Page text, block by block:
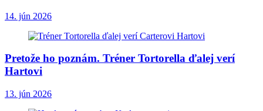
14. jún 2026
Pretože ho poznám. Tréner Tortorella ďalej verí
Hartovi
13. jún 2026